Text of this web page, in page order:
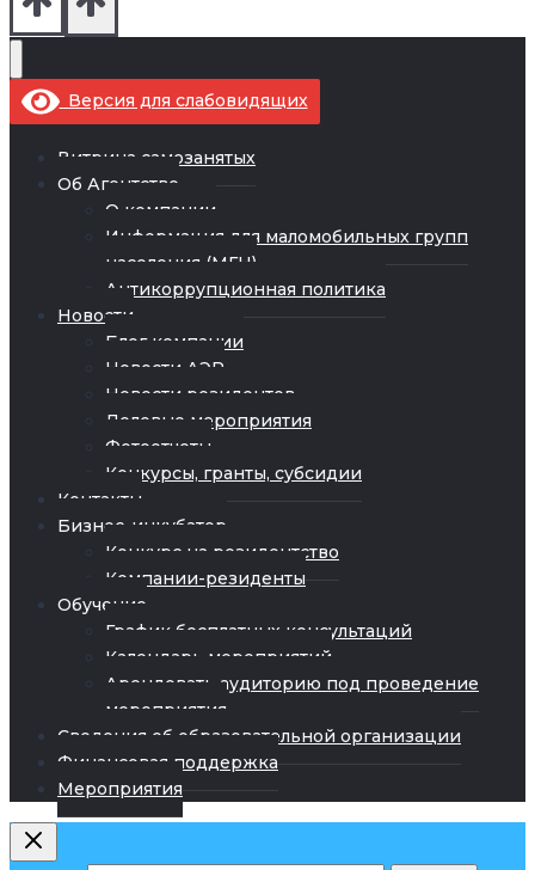
Версия для слабовидящих
Витрина самозанятых
Об Агентстве
О компании
Информация для маломобильных групп
населения (МГН)
Антикоррупционная политика
Новости
Блог компании
Новости АЭР
Новости резидентов
Деловые мероприятия
Фотоотчеты
Конкурсы, гранты, субсидии
Контакты
Бизнес-инкубатор
Конкурс на резидентство
Компании-резиденты
Обучение
График бесплатных консультаций
Календарь мероприятий
Арендовать аудиторию под проведение
мероприятия
Сведения об образовательной организации
Финансовая поддержка
Мероприятия